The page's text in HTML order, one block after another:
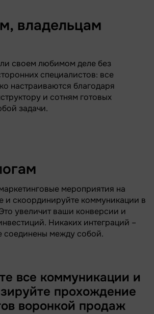
владельцам
своем любимом деле без
специалистов: все
настраиваются благодаря
и сотням готовых
задачи.
мероприятия на
и скоординируйте коммуникации в
увеличит ваши конверсии и
Никаких интеграций –
соединены между собой.
все коммуникации и
прохождение
воронкой продаж